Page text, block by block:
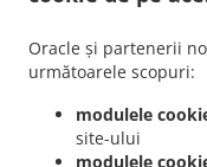
Oracle și partenerii
următoarele scopuri:
modulele
site-ului
modulele
. Livrare mâncare
București Dămăroaia
mâncare Romanesc București
Livrare mâncare
București Sector 6
Livrare